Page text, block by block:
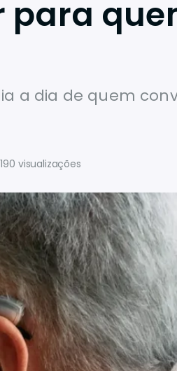
para
a dia de quem
190 visualizações